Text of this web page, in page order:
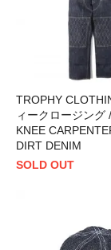
TROPHY
ィークロージング
KNEE
DIRT DENIM
SOLD OUT